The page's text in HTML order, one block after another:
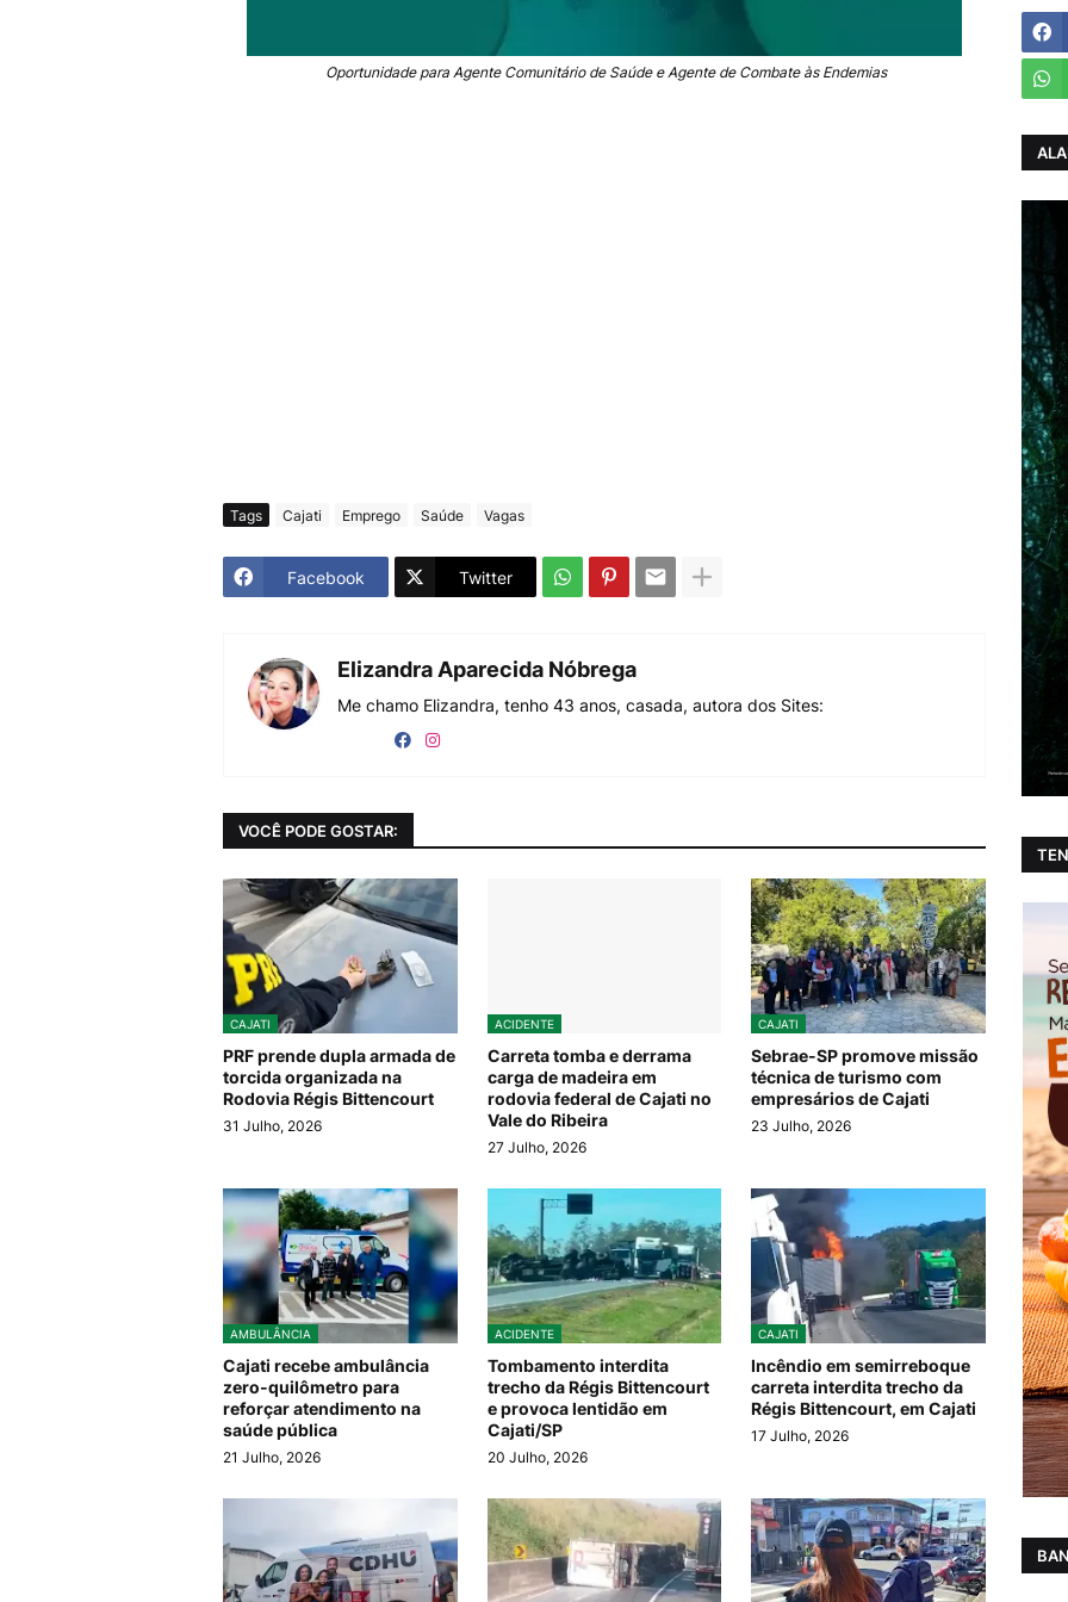
Oportunidade para Agente Comunitário de Saúde e Agente de Combate às Endemias
Tags Cajati Emprego Saúde Vagas
Facebook Twitter
Elizandra Aparecida Nóbrega
Me chamo Elizandra, tenho 43 anos, casada, autora dos Sites:
VOCÊ PODE GOSTAR:
CAJATI
PRF prende dupla armada de
torcida organizada na
Rodovia Régis Bittencourt
31 Julho, 2026
ACIDENTE
Carreta tomba e derrama
carga de madeira em
rodovia federal de Cajati no
Vale do Ribeira
27 Julho, 2026
CAJATI
Sebrae-SP promove missão
técnica de turismo com
empresários de Cajati
23 Julho, 2026
AMBULÂNCIA
Cajati recebe ambulância
zero-quilômetro para
reforçar atendimento na
saúde pública
21 Julho, 2026
ACIDENTE
Tombamento interdita
trecho da Régis Bittencourt
e provoca lentidão em
Cajati/SP
20 Julho, 2026
CAJATI
Incêndio em semirreboque
carreta interdita trecho da
Régis Bittencourt, em Cajati
17 Julho, 2026